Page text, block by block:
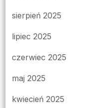
sierpień 2025
lipiec 2025
czerwiec 2025
maj 2025
kwiecień 2025